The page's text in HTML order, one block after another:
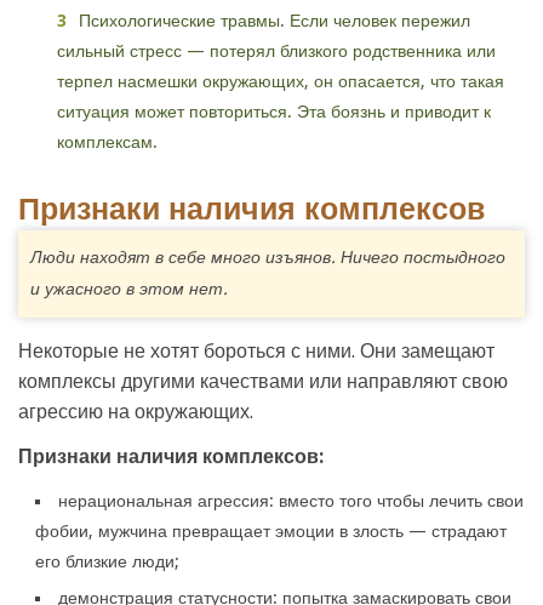
Психологические травмы. Если человек пережил
сильный стресс — потерял близкого родственника или
терпел насмешки окружающих, он опасается, что такая
ситуация может повториться. Эта боязнь и приводит к
комплексам.
Признаки наличия комплексов
Люди находят в себе много изъянов. Ничего постыдного
и ужасного в этом нет.
Некоторые не хотят бороться с ними. Они замещают
комплексы другими качествами или направляют свою
агрессию на окружающих.
Признаки наличия комплексов:
нерациональная агрессия: вместо того чтобы лечить свои
фобии, мужчина превращает эмоции в злость — страдают
его близкие люди;
демонстрация статусности: попытка замаскировать свои